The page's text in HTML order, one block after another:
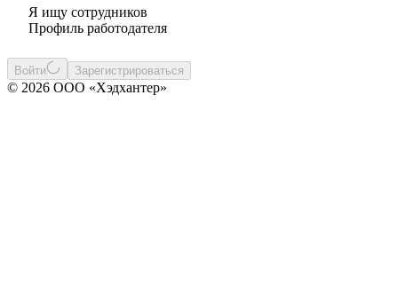
Я ищу сотрудников
Профиль работодателя
Войти Зарегистрироваться
© 2026 ООО «Хэдхантер»